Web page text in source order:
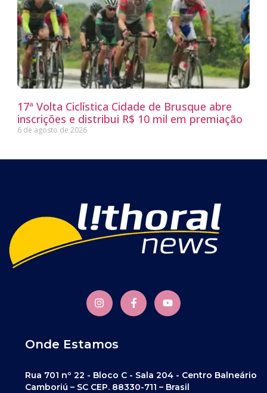
17ª Volta Ciclística Cidade de Brusque abre
inscrições e distribui R$ 10 mil em premiação
6 de agosto de 2026
Onde Estamos
Rua 701 nº 22 - Bloco C - Sala 204 - Centro Balneário
Camboriú – SC CEP. 88330-711 – Brasil